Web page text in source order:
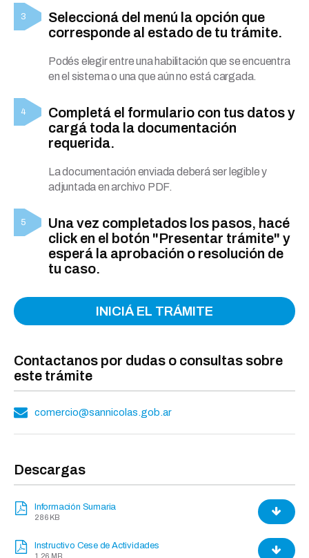
Seleccioná del menú la opción que
corresponde al estado de tu trámite.
Podés elegir entre una habilitación que se encuentra
en el sistema o una que aún no está cargada.
Completá el formulario con tus datos y
cargá toda la documentación
requerida.
La documentación enviada deberá ser legible y
adjuntada en archivo PDF.
Una vez completados los pasos, hacé
click en el botón "Presentar trámite" y
esperá la aprobación o resolución de
tu caso.
INICIÁ EL TRÁMITE
Contactanos por dudas o consultas sobre
este trámite
comercio@sannicolas.gob.ar
Descargas
Información Sumaria
286 KB
Instructivo Cese de Actividades
1,26 MB